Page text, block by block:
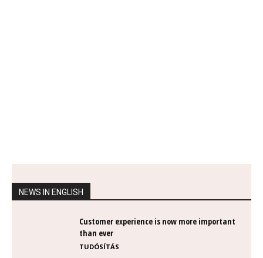
NEWS IN ENGLISH
Customer experience is now more important
than ever
TUDÓSÍTÁS